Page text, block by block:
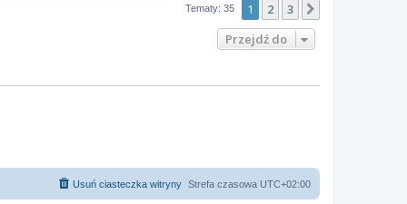
Tematy: 35 1 2 3
Przejdź do
Strefa czasowa UTC+02:00
Usuń ciasteczka witryny